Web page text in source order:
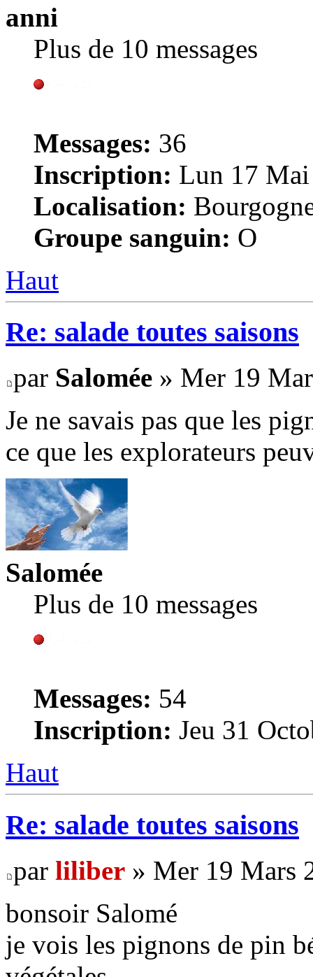
anni
Plus de 10 messages
Messages: 36
Inscription: Lun 17
Localisation:
Groupe sanguin: O
Haut
Re: salade toutes saisons
par Salomée » Mer 19
Je ne savais pas que les
ce que les explorateurs
Salomée
Plus de 10 messages
Messages: 54
Inscription: Jeu 31
Haut
Re: salade toutes saisons
par liliber » Mer 19 Mars
bonsoir Salomé
je vois les pignons de pin